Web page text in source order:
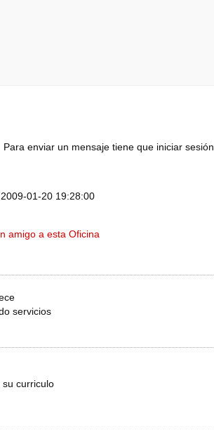
Para enviar un mensaje tiene que iniciar sesión
01-20 19:28:00
amigo a esta Oficina
servicios
su curriculo